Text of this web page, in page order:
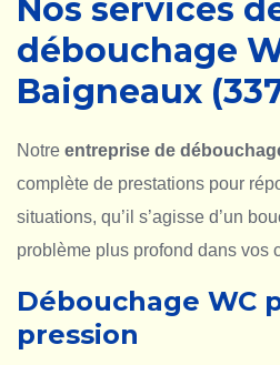
Nos services
débouchage
Baigneaux
Notre entreprise de
complète de prestations pour
situations, qu’il s’agisse d’un
problème plus profond dans vos
Débouchage WC
pression